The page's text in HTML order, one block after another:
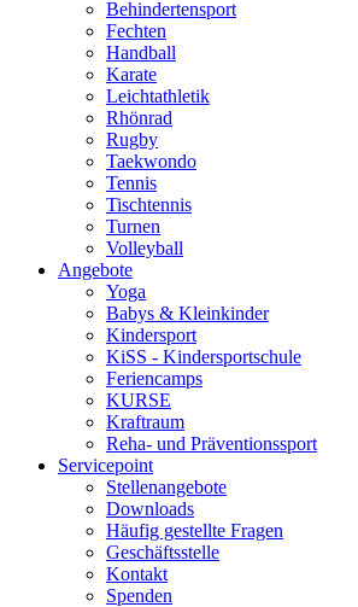
Behindertensport
Fechten
Handball
Karate
Leichtathletik
Rhönrad
Rugby
Taekwondo
Tennis
Tischtennis
Turnen
Volleyball
Angebote
Yoga
Babys & Kleinkinder
Kindersport
KiSS - Kindersportschule
Feriencamps
KURSE
Kraftraum
Reha- und Präventionssport
Servicepoint
Stellenangebote
Downloads
Häufig gestellte Fragen
Geschäftsstelle
Kontakt
Spenden